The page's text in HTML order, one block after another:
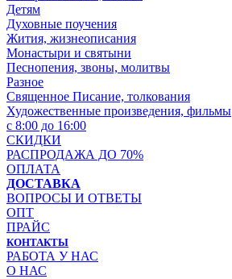
Детям
Духовные поучения
Жития, жизнеописания
Монастыри и святыни
Песнопения, звоны, молитвы
Разное
Священное Писание, толкования
Художественные произведения, фильмы
с 8:00 до 16:00
СКИДКИ
РАСПРОДАЖА ДО 70%
ОПЛАТА
ДОСТАВКА
ВОПРОСЫ И ОТВЕТЫ
ОПТ
ПРАЙС
КОНТАКТЫ
РАБОТА У НАС
О НАС